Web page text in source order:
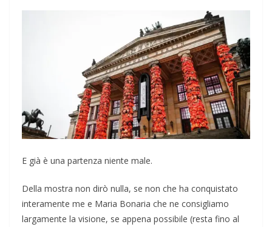
E già è una partenza niente male.
Della mostra non dirò nulla, se non che ha conquistato
interamente me e Maria Bonaria che ne consigliamo
largamente la visione, se appena possibile (resta fino al